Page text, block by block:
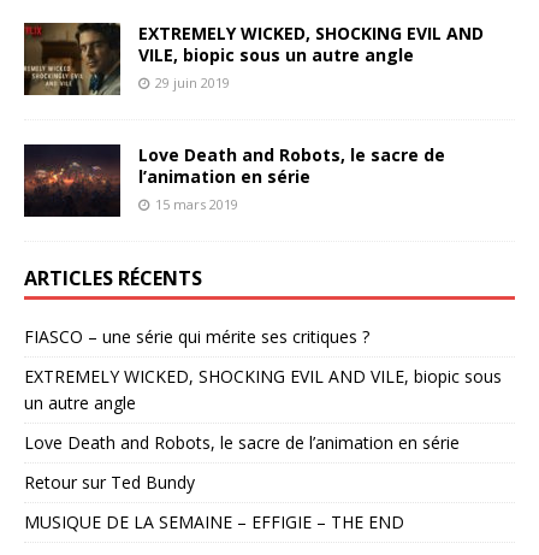
EXTREMELY WICKED, SHOCKING EVIL AND
VILE, biopic sous un autre angle
29 juin 2019
Love Death and Robots, le sacre de
l’animation en série
15 mars 2019
ARTICLES RÉCENTS
FIASCO – une série qui mérite ses critiques ?
EXTREMELY WICKED, SHOCKING EVIL AND VILE, biopic sous
un autre angle
Love Death and Robots, le sacre de l’animation en série
Retour sur Ted Bundy
MUSIQUE DE LA SEMAINE – EFFIGIE – THE END